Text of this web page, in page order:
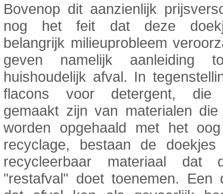
Bovenop dit aanzienlijk
nog het feit dat deze
belangrijk milieuprobleem
geven namelijk aanleiding
huishoudelijk afval. In
flacons voor detergent, die
gemaakt zijn van materialen die
worden opgehaald met het
recyclage, bestaan de
recycleerbaar materiaal dat
"restafval" doet toenemen. Een